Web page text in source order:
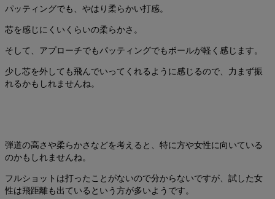
パッティングでも、やはり柔らかい打感。
芯を感じにくいくらいの柔らかさ。
そして、アプローチでもパッティングでもボールが軽く感じます。
少し芯を外しても飛んでいってくれるように感じるので、力まず振
れるかもしれませんね。
弾道の高さや柔らかさなどを考えると、特に方や女性に向いている
のかもしれませんね。
フルショットは打ったことがないので分からないですが、試した女
性は飛距離も出ているという方が多いようです。